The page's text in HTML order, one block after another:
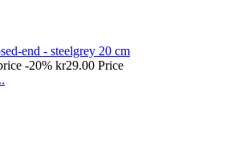
end - steelgrey 20 cm
-20% kr29.00 Price